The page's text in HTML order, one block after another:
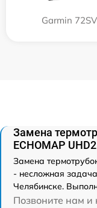
Garmin 72SV
Замена
ECHOMAP UHD2
Замена
- несложная
Челябинске.
Позвоните нам